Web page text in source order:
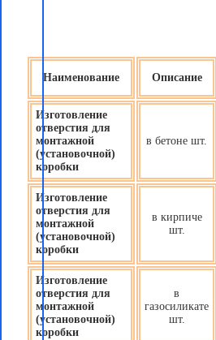
Наименование Описание
Изготовление
отверстия для
монтажной
(установочной)
коробки
в бетоне шт.
Изготовление
отверстия для
монтажной
(установочной)
коробки
в кирпиче
шт.
Изготовление
отверстия для
монтажной
(установочной)
коробки
в
газосиликате
шт.